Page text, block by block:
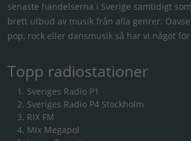
senaste händelserna i Sverige samtidigt
brett utbud av musik från alla genrer.
pop, rock eller dansmusik så har vi något
Topp radiostationer
Sveriges Radio P1
Sveriges Radio P4 Stockholm
RIX FM
Mix Megapol